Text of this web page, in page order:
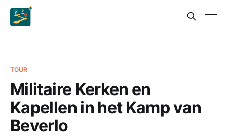
TOUR
Militaire Kerken en
Kapellen in het Kamp van
Beverlo